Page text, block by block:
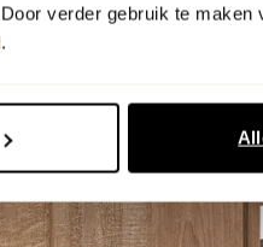
verder gebruik te maken
.